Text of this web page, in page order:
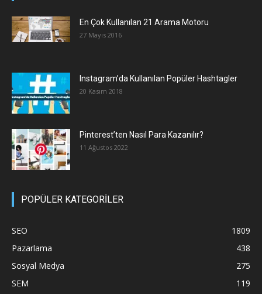
En Çok Kullanılan 21 Arama Motoru
27 Mayıs 2016
Instagram’da Kullanılan Popüler Hashtagler
20 Kasım 2018
Pinterest’ten Nasıl Para Kazanılır?
11 Ağustos 2022
POPÜLER KATEGORİLER
SEO
1809
Pazarlama
438
Sosyal Medya
275
SEM
119